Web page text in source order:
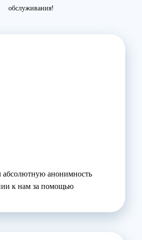
обслуживания!
абсолютную анонимность
к нам за помощью